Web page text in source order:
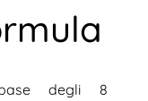
degli 8